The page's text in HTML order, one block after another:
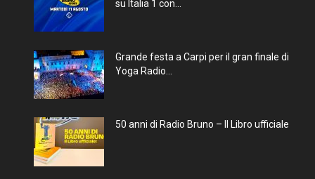
su Italia 1 con...
Grande festa a Carpi per il gran finale di
Yoga Radio...
50 anni di Radio Bruno – Il Libro ufficiale